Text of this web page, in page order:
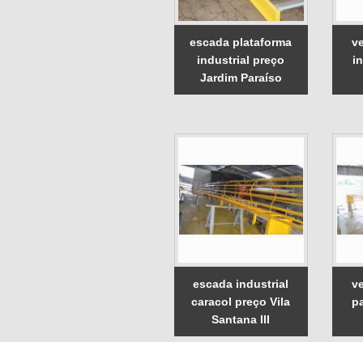
escada plataforma
industrial preço
Jardim Paraíso
escada industrial
caracol preço Vila
Santana III